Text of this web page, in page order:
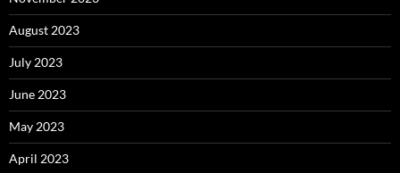
August 2023
July 2023
June 2023
May 2023
April 2023